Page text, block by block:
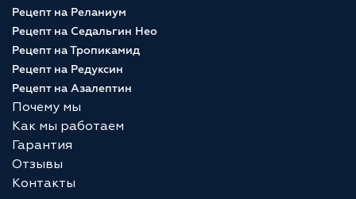
Рецепт на Реланиум
Рецепт на Седальгин Нео
Рецепт на Тропикамид
Рецепт на Редуксин
Рецепт на Азалептин
Почему мы
Как мы работаем
Гарантия
Отзывы
Контакты